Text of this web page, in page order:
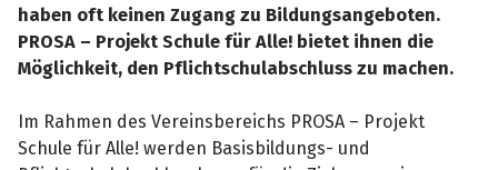
haben oft keinen Zugang zu Bildungsangeboten.
PROSA – Projekt Schule für Alle! bietet ihnen die
Möglichkeit, den Pflichtschulabschluss zu machen.
Im Rahmen des Vereinsbereichs PROSA – Projekt
Schule für Alle! werden Basisbildungs- und